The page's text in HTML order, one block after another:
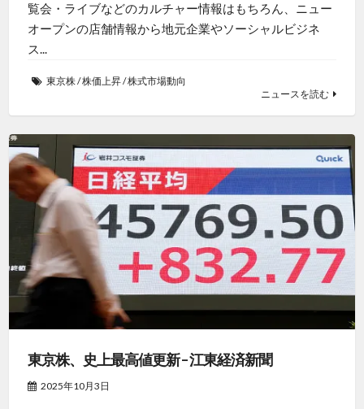
覧会・ライブなどのカルチャー情報はもちろん、ニュー
オープンの店舗情報から地元企業やソーシャルビジネ
ス...
東京株/株価上昇/株式市場動向
ニュースを読む
東京株、史上最高値更新 – 江東経済新聞
2025年10月3日